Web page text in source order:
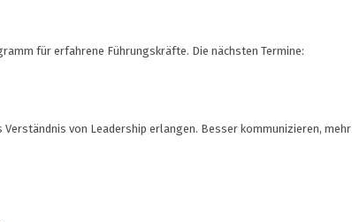
für erfahrene Führungskräfte. Die nächsten Termine:
von Leadership erlangen. Besser kommunizieren, mehr